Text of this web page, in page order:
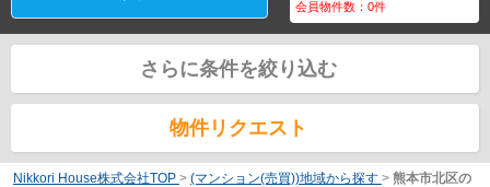
会員物件数：0件
さらに条件を絞り込む
物件リクエスト
Nikkori House株式会社TOP > (マンション(売買))地域から探す > 熊本市北区の